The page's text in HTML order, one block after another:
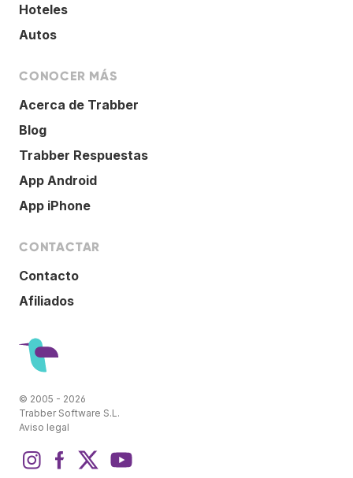
Hoteles
Autos
CONOCER MÁS
Acerca de Trabber
Blog
Trabber Respuestas
App Android
App iPhone
CONTACTAR
Contacto
Afiliados
© 2005 - 2026
Trabber Software S.L.
Aviso legal